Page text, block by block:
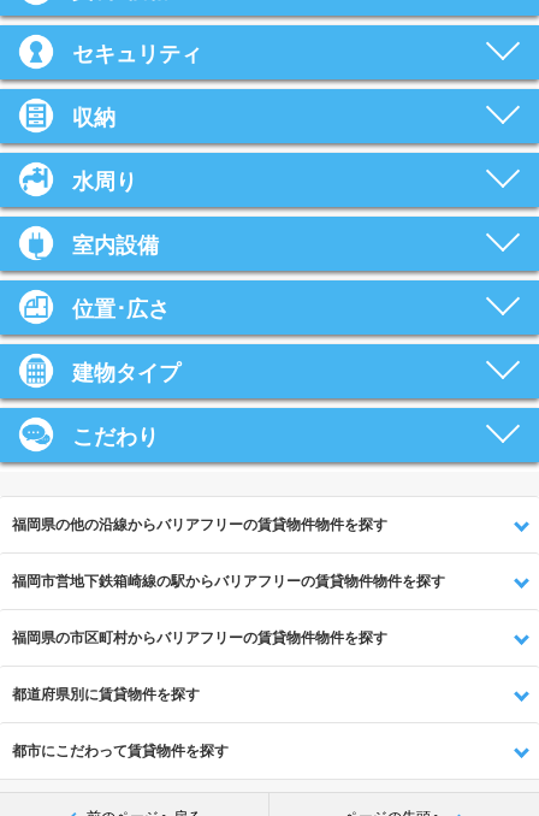
セキュリティ
収納
水周り
室内設備
位置･広さ
建物タイプ
こだわり
福岡県の他の沿線からバリアフリーの賃貸物件物件を探す
福岡市営地下鉄箱崎線の駅からバリアフリーの賃貸物件物件を探す
福岡県の市区町村からバリアフリーの賃貸物件物件を探す
都道府県別に賃貸物件を探す
都市にこだわって賃貸物件を探す